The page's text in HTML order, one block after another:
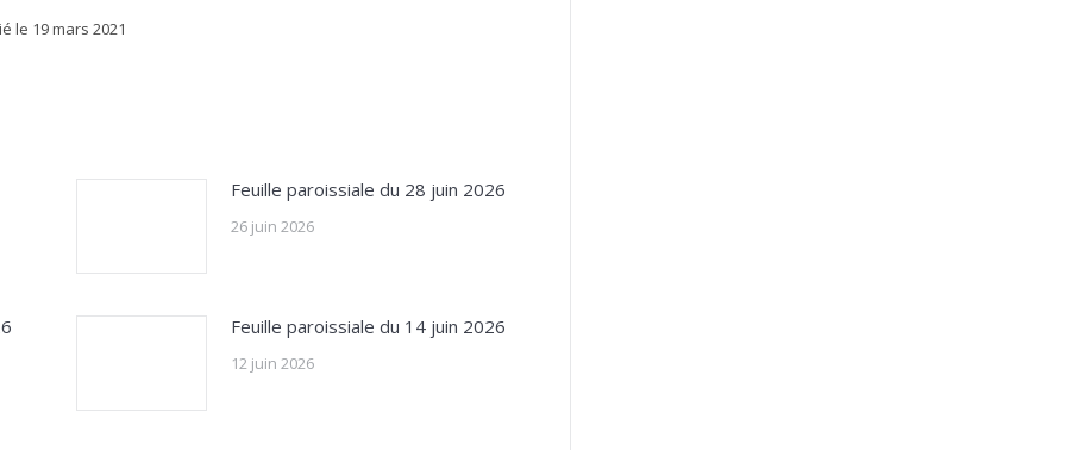
le 19 mars 2021
Feuille paroissiale du 28 juin 2026
26 juin 2026
Feuille paroissiale du 14 juin 2026
12 juin 2026